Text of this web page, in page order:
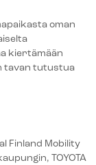
oman
kiertämään
tavan tutustua
Finland Mobility
TOYOTA